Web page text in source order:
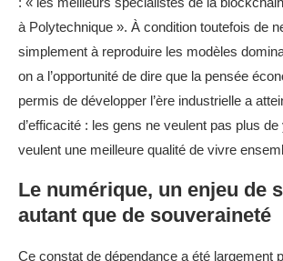
à Polytechnique ». À condition toutefois de
simplement à reproduire les modèles
on a l’opportunité de dire que la pensée
permis de développer l’ère industrielle a
d’efficacité : les gens ne veulent pas plus
veulent une meilleure qualité de vivre
Le numérique, un enjeu de
autant que de souveraineté
Ce constat de dépendance a été largement